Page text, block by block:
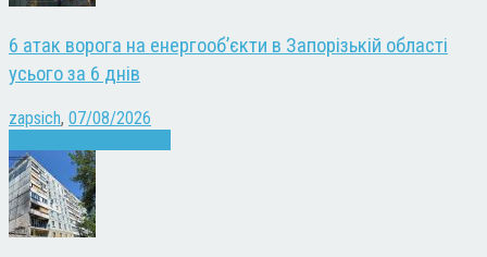
6 атак ворога на енергооб’єкти в Запорізькій області
усього за 6 днів
zapsich, 07/08/2026